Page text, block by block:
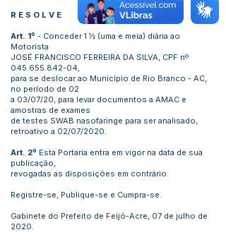
R E S O L V E
Art. 1º - Conceder 1 ½ (uma e meia) diária ao
Motorista
JOSÉ FRANCISCO FERREIRA DA SILVA, CPF nº
045.655.842-04,
para se deslocar ao Município de Rio Branco - AC,
no período de 02
a 03/07/20, para levar documentos a AMAC e
amostras de exames
de testes SWAB nasofaringe para ser analisado,
retroativo a 02/07/2020.
Art. 2º Esta Portaria entra em vigor na data de sua
publicação,
revogadas as disposições em contrário.
Registre-se, Publique-se e Cumpra-se.
Gabinete do Prefeito de Feijó-Acre, 07 de julho de
2020.